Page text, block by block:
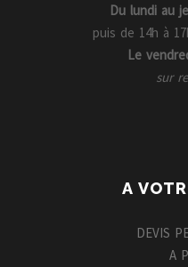
Du lundi au
puis de 14h à
Le
sur
A
DEVIS
A